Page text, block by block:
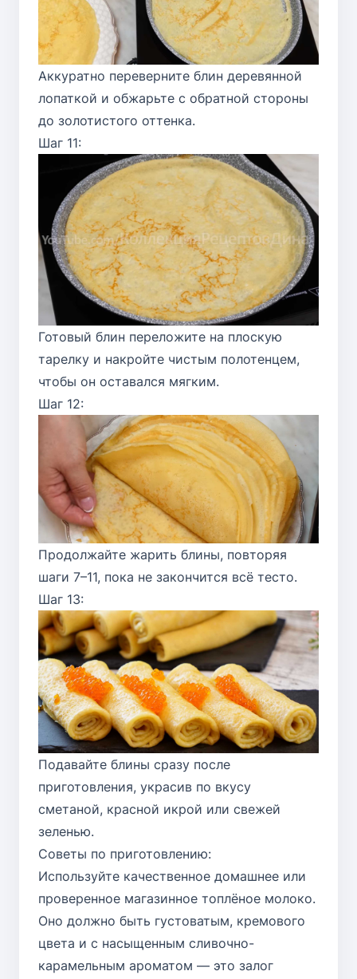
Аккуратно переверните блин деревянной
лопаткой и обжарьте с обратной стороны
до золотистого оттенка.
Шаг 11:
Готовый блин переложите на плоскую
тарелку и накройте чистым полотенцем,
чтобы он оставался мягким.
Шаг 12:
Продолжайте жарить блины, повторяя
шаги 7–11, пока не закончится всё тесто.
Шаг 13:
Подавайте блины сразу после
приготовления, украсив по вкусу
сметаной, красной икрой или свежей
зеленью.
Советы по приготовлению:
Используйте качественное домашнее или
проверенное магазинное топлёное молоко.
Оно должно быть густоватым, кремового
цвета и с насыщенным сливочно-
карамельным ароматом — это залог